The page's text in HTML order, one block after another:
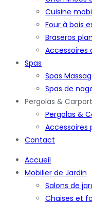
Cuisine
Four à bois
Braseros
Accessoires
Spas
Spas
Spas de
Pergolas & Carport
Pergolas &
Accessoires
Contact
Accueil
Mobilier de Jardin
Salons de
Chaises et